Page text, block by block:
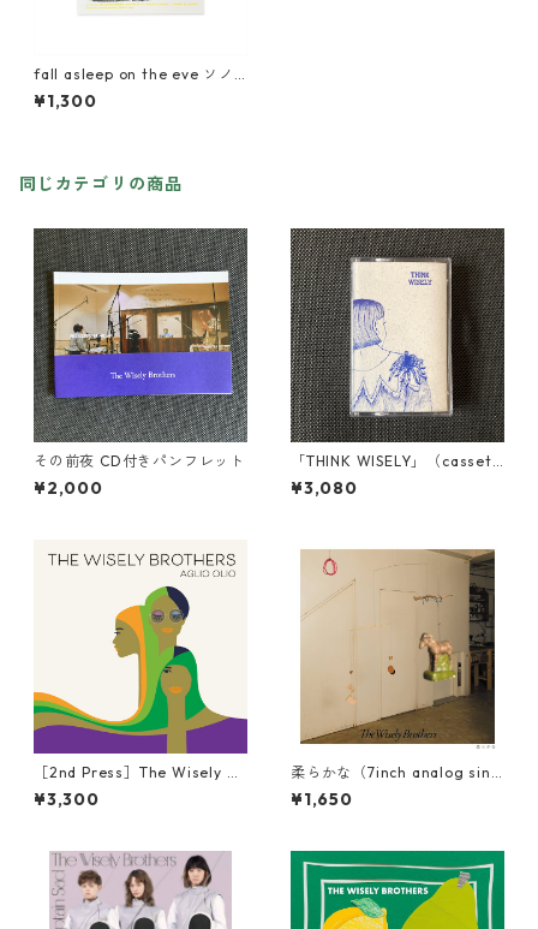
fall asleep on the eve ソノ
シート
¥1,300
同じカテゴリの商品
その前夜 CD付きパンフレット
¥2,000
「THINK WISELY」（cassett
e）
¥3,080
［2nd Press］The Wisely Br
others - AGLIO OLIO（Anal
og EP)
¥3,300
柔らかな（7inch analog sing
le）
¥1,650